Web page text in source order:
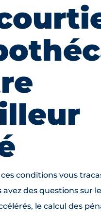
conditions vous
avez des questions sur
le calcul des